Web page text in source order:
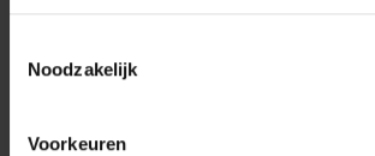
Noodzakelijk
Voorkeuren
Zaandam